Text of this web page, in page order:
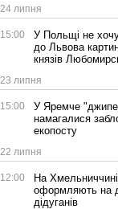
24 липня
15:00
У Польщі не
до Львова
князів
23 липня
15:00
У Яремче
намагалися
екопосту
22 липня
12:00
На
оформляють на
дідуганів